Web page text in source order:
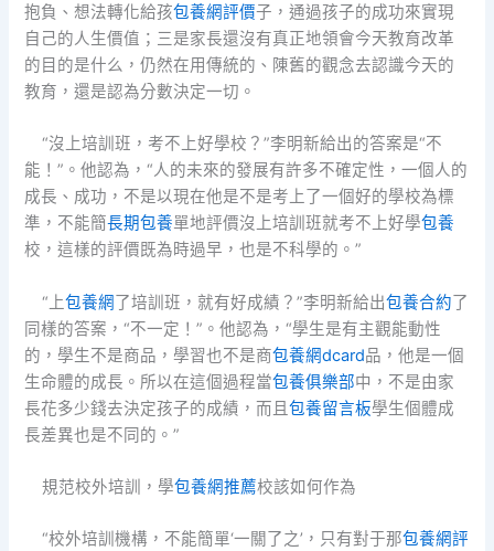
抱負、想法轉化給孩包養網評價子，通過孩子的成功來實現
自己的人生價值；三是家長還沒有真正地領會今天教育改革
的目的是什么，仍然在用傳統的、陳舊的觀念去認識今天的
教育，還是認為分數決定一切。
“沒上培訓班，考不上好學校？”李明新給出的答案是“不
能！”。他認為，“人的未來的發展有許多不確定性，一個人的
成長、成功，不是以現在他是不是考上了一個好的學校為標
準，不能簡長期包養單地評價沒上培訓班就考不上好學包養
校，這樣的評價既為時過早，也是不科學的。”
“上包養網了培訓班，就有好成績？”李明新給出包養合約了
同樣的答案，“不一定！”。他認為，“學生是有主觀能動性
的，學生不是商品，學習也不是商包養網dcard品，他是一個
生命體的成長。所以在這個過程當包養俱樂部中，不是由家
長花多少錢去決定孩子的成績，而且包養留言板學生個體成
長差異也是不同的。”
規范校外培訓，學包養網推薦校該如何作為
“校外培訓機構，不能簡單‘一關了之’，只有對于那包養網評